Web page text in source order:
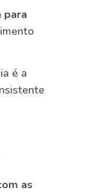
para
é a
as